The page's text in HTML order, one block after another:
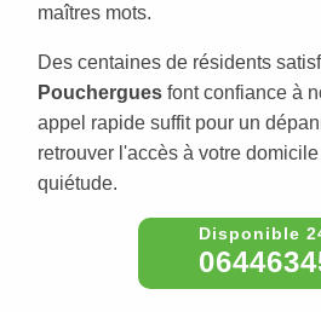
maîtres mots.
Des centaines de résidents
Pouchergues font confiance à
appel rapide suffit pour un
retrouver l'accès à votre
quiétude.